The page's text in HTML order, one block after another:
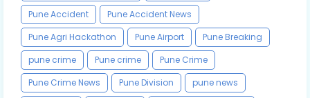
Pune Accident
Pune Accident News
Pune Agri Hackathon
Pune Airport
Pune Breaking
pune crime
Pune crime
Pune Crime
Pune Crime News
Pune Division
pune news